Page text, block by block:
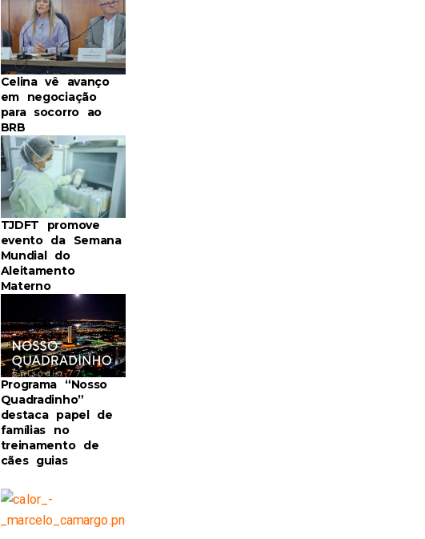
Celina vê avanço
em negociação
para socorro ao
BRB
TJDFT promove
evento da Semana
Mundial do
Aleitamento
Materno
Programa “Nosso
Quadradinho”
destaca papel de
famílias no
treinamento de
cães guias